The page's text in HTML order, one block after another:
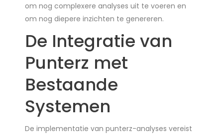
om nog complexere analyses uit te voeren en
om nog diepere inzichten te genereren.
De Integratie van
Punterz met
Bestaande
Systemen
De implementatie van punterz-analyses vereist